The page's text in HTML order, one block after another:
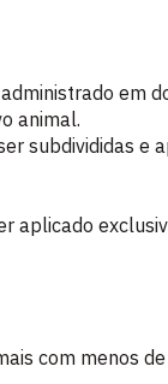
em
animal.
subdivididas e
aplicado
com menos